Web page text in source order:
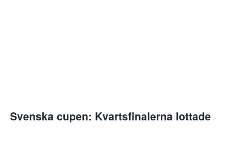
Svenska cupen: Kvartsfinalerna lottade